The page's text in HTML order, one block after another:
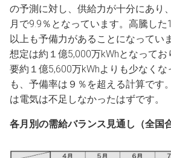
の予測に対し、供給力が十分にあり
月で9.9％となっています。高騰し
以上も予備力があることになってい
想定は約１億5,000万kWhとなって
要約１億5,600万kWhよりも少なく
も、予備率は９％を超える計算です
は電気は不足しなかったはずです。
各月別の需給バランス見通し（全国